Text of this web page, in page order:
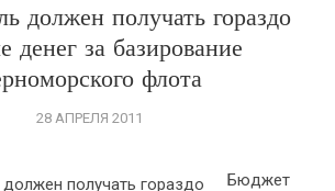
должен получать гораздо
денег за базирование
флота
28 АПРЕЛЯ 2011
Бюджет